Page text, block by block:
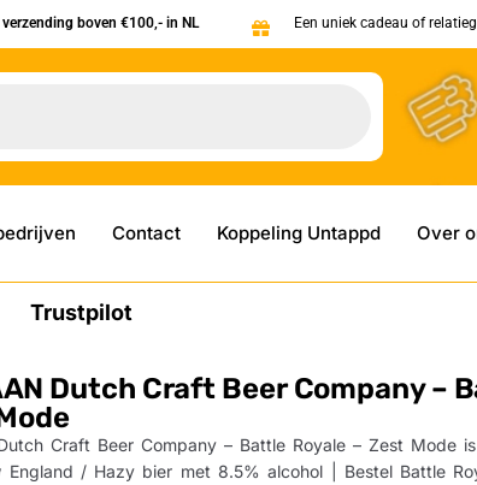
verzending boven €100,- in NL Een uniek cadeau of
Contact Koppeling Untappd Over
Trustpilot
Dutch Craft Beer Company –
Craft Beer Company – Battle Royale – Zest Mode
England / Hazy bier met 8.5% alcohol | Bestel Battle